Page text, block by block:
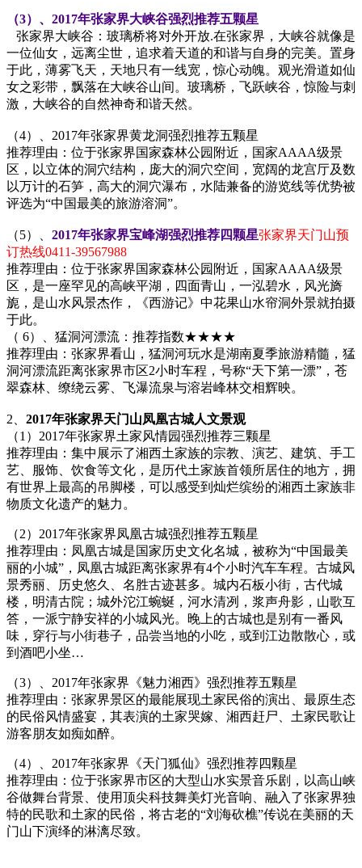
（3）、2017年张家界大峡谷强烈推荐五颗星
张家界大峡谷：玻璃桥将对外开放.在张家界，大峡谷就像是
一位仙女，远离尘世，追求着天道的和谐与自身的完美。置身
于此，薄雾飞天，天地只有一线宽，惊心动魄。观光滑道如仙
女之彩带，飘落在大峡谷山间。玻璃桥，飞跃峡谷，惊险与刺
激，大峡谷的自然神奇和谐天然。
（4）、2017年张家界黄龙洞强烈推荐五颗星
推荐理由：位于张家界国家森林公园附近，国家AAAA级景
区，以立体的洞穴结构，庞大的洞穴空间，宽阔的龙宫厅及数
以万计的石笋，高大的洞穴瀑布，水陆兼备的游览线等优势被
评选为“中国最美的旅游溶洞”。
（5）、 2017年张家界宝峰湖强烈推荐四颗星张家界天门山预
订热线0411-39567988
推荐理由：位于张家界国家森林公园附近，国家AAAA级景
区，是一座罕见的高峡平湖，四面青山，一泓碧水，风光旖
旎，是山水风景杰作，《西游记》中花果山水帘洞外景就拍摄
于此。
（ 6）、猛洞河漂流：推荐指数★★★★
推荐理由：张家界看山，猛洞河玩水是湖南夏季旅游精髓，猛
洞河漂流距离张家界市区2小时车程，号称“天下第一漂”，苍
翠森林、缭绕云雾、飞瀑流泉与溶岩峰林交相辉映。
2、 2017年张家界天门山凤凰古城人文景观
（1）2017年张家界土家风情园强烈推荐三颗星
推荐理由：集中展示了湘西土家族的宗教、演艺、建筑、手工
艺、服饰、饮食等文化，是历代土家族首领所居住的地方，拥
有世界上最高的吊脚楼，可以感受到灿烂缤纷的湘西土家族非
物质文化遗产的魅力。
（2）2017年张家界凤凰古城强烈推荐五颗星
推荐理由：凤凰古城是国家历史文化名城，被称为“中国最美
丽的小城”，凤凰古城距离张家界有4个小时汽车车程。古城风
景秀丽、历史悠久、名胜古迹甚多。城内石板小街，古代城
楼，明清古院；城外沱江蜿蜒，河水清冽，浆声舟影，山歌互
答，一派宁静安祥的小城风光。晚上的古城也是别有一番风
味，穿行与小街巷子，品尝当地的小吃，或到江边散散心，或
到酒吧小坐…
（3）、2017年张家界《魅力湘西》强烈推荐五颗星
推荐理由：张家界景区的最能展现土家民俗的演出、最原生态
的民俗风情盛宴，其表演的土家哭嫁、湘西赶尸、土家民歌让
游客朋友如痴如醉。
（4）、2017年张家界《天门狐仙》强烈推荐四颗星
推荐理由：位于张家界市区的大型山水实景音乐剧，以高山峡
谷做舞台背景、使用顶尖科技舞美灯光音响、融入了张家界独
特的民歌和土家的民俗，将古老的“刘海砍樵”传说在美丽的天
门山下演绎的淋漓尽致。